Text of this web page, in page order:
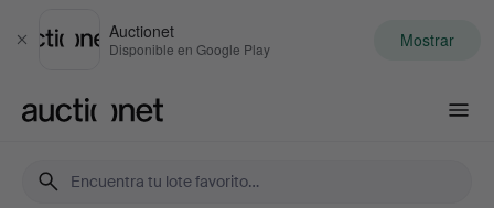
Cerrar
Auctionet
Disponible en Google Play Mostrar